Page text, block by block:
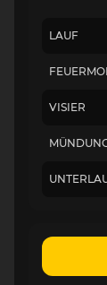
LAUF
VISIER